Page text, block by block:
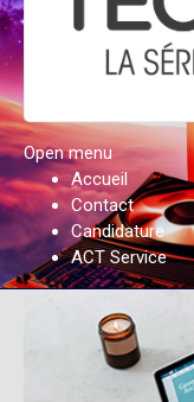
Open menu
Accueil
Contact
Candidature
ACT Service